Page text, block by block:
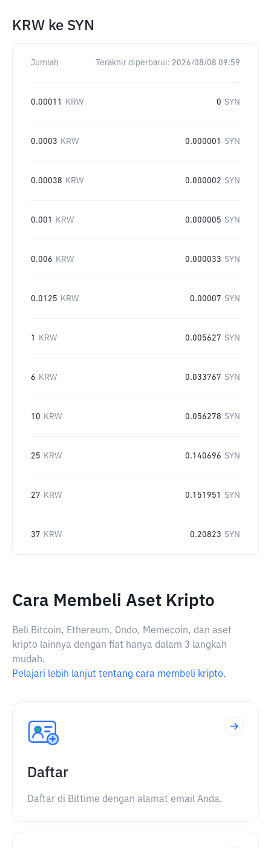
KRW ke SYN
Jumlah Terakhir diperbarui: 2026/08/08 09:59
0.00011 KRW 0 SYN
0.0003 KRW 0.000001 SYN
0.00038 KRW 0.000002 SYN
0.001 KRW 0.000005 SYN
0.006 KRW 0.000033 SYN
0.0125 KRW 0.00007 SYN
1 KRW 0.005627 SYN
6 KRW 0.033767 SYN
10 KRW 0.056278 SYN
25 KRW 0.140696 SYN
27 KRW 0.151951 SYN
37 KRW 0.20823 SYN
Cara Membeli Aset Kripto
Beli Bitcoin, Ethereum, Ondo, Memecoin, dan aset
kripto lainnya dengan fiat hanya dalam 3 langkah
mudah.
Pelajari lebih lanjut tentang cara membeli kripto.
Daftar
Daftar di Bittime dengan alamat email Anda.